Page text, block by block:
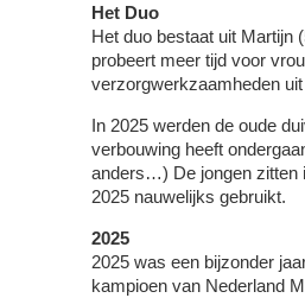
Het Duo
Het duo bestaat uit Martijn
probeert meer tijd voor
verzorgwerkzaamheden
In 2025 werden de oude
verbouwing heeft
anders…) De jongen zitten
2025 nauwelijks gebruikt.
2025
2025 was een bijzonder
kampioen van Nederland